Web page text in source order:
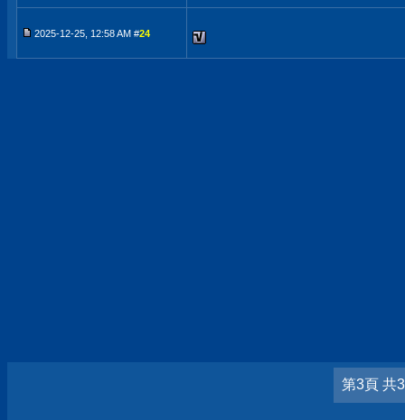
2025-12-25, 12:58 AM #24
第3頁 共